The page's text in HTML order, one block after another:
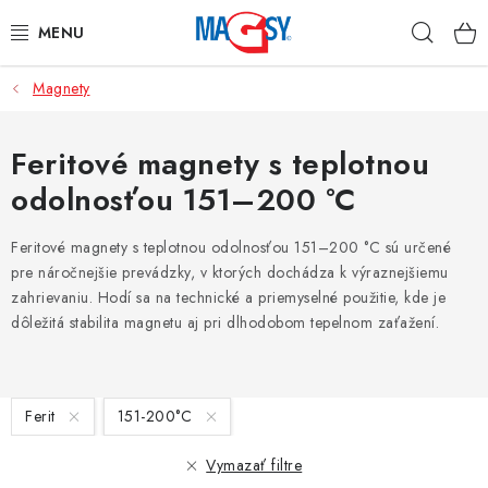
na
HLAVNÉ KATEGÓRIE
MAGNETICKÉ POMÔCKY
PRIEMYSELNÉ MAGNETY
OSTATNÉ MAGNETY
NEREZOVÉ MATERIÁLY
Kontakt
Odstúpenie od zmluvy
Magnety
Feritové magnety s teplotnou
odolnosťou 151–200 °C
Feritové magnety s teplotnou odolnosťou 151–200 °C sú určené
pre náročnejšie prevádzky, v ktorých dochádza k výraznejšiemu
zahrievaniu. Hodí sa na technické a priemyselné použitie, kde je
dôležitá stabilita magnetu aj pri dlhodobom tepelnom zaťažení.
V
ý
Ferit 151-200°C
Vymazať filtre